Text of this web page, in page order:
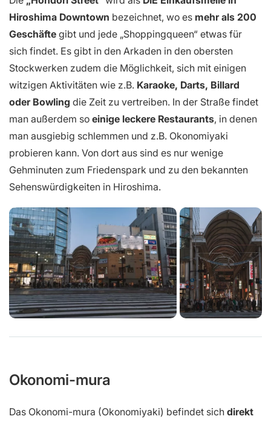
Hiroshima Downtown bezeichnet, wo es mehr als 200
Geschäfte gibt und jede „Shoppingqueen“ etwas für
sich findet. Es gibt in den Arkaden in den obersten
Stockwerken zudem die Möglichkeit, sich mit einigen
witzigen Aktivitäten wie z.B. Karaoke, Darts, Billard
oder Bowling die Zeit zu vertreiben. In der Straße findet
man außerdem so einige leckere Restaurants, in denen
man ausgiebig schlemmen und z.B. Okonomiyaki
probieren kann. Von dort aus sind es nur wenige
Gehminuten zum Friedenspark und zu den bekannten
Sehenswürdigkeiten in Hiroshima.
Okonomi-mura
Das Okonomi-mura (Okonomiyaki) befindet sich direkt